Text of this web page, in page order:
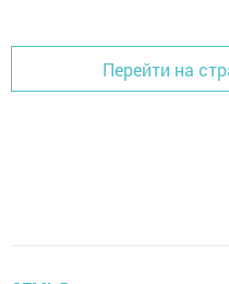
Перейти на